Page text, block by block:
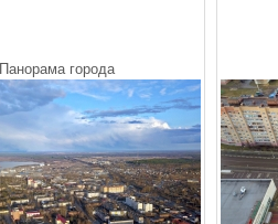
Панорама города